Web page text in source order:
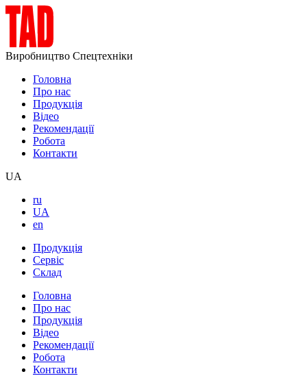
Виробництво Спецтехніки
Головна
Про нас
Продукція
Відео
Рекомендації
Робота
Контакти
UA
ru
UA
en
Продукція
Сервіс
Склад
Головна
Про нас
Продукція
Відео
Рекомендації
Робота
Контакти